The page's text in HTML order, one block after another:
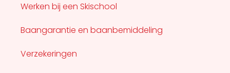
Werken bij een Skischool
Baangarantie en baanbemiddeling
Verzekeringen